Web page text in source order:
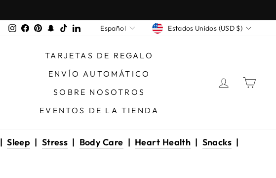
Instagram
Facebook
PinterestSnapchat
TikTokLinkedInIDIOMA
Español MONEDA
Estados Unidos (USD $)
TARJETAS DE REGALO
ENVÍO AUTOMÁTICO
SOBRE NOSOTROS
EVENTOS DE LA TIENDA
|Sleep | Stress | Body Care | Heart Health | Snacks |